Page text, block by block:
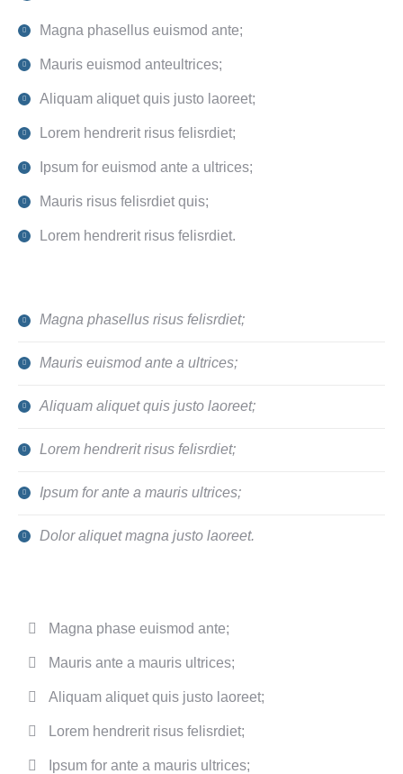
Magna phasellus euismod ante;
Mauris euismod anteultrices;
Aliquam aliquet quis justo laoreet;
Lorem hendrerit risus felisrdiet;
Ipsum for euismod ante a ultrices;
Mauris risus felisrdiet quis;
Lorem hendrerit risus felisrdiet.
Magna phasellus risus felisrdiet;
Mauris euismod ante a ultrices;
Aliquam aliquet quis justo laoreet;
Lorem hendrerit risus felisrdiet;
Ipsum for ante a mauris ultrices;
Dolor aliquet magna justo laoreet.
Magna phase euismod ante;
Mauris ante a mauris ultrices;
Aliquam aliquet quis justo laoreet;
Lorem hendrerit risus felisrdiet;
Ipsum for ante a mauris ultrices;